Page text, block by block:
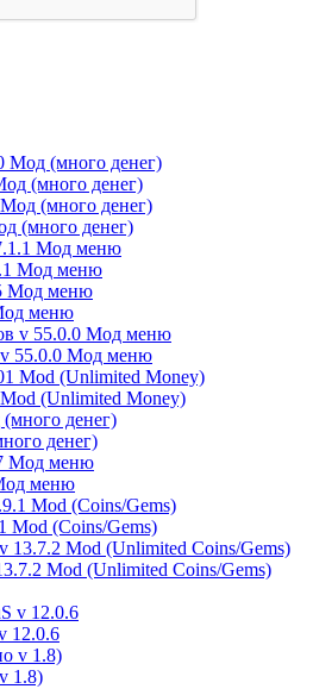
(много денег)
(много денег)
Мод меню
меню
55.0.0 Мод меню
(Unlimited Money)
денег)
меню
Mod (Coins/Gems)
Mod (Unlimited Coins/Gems)
12.0.6
1.8)